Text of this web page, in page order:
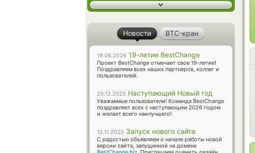
Новости BTC-кран
19.06.2026 19-летие BestChange
Проект BestChange отмечает свое 19-летие!
Поздравляем всех наших партнеров, коллег и
пользователей.
25.12.2025 Наступающий Новый год
Уважаемые пользователи! Команда BestChange
поздравляет всех с наступающим 2026 годом
и желает всего наилучшего!
12.11.2025 Запуск нового сайта
С радостью объявляем о начале работы новой
версии сайта, запущенной на домене